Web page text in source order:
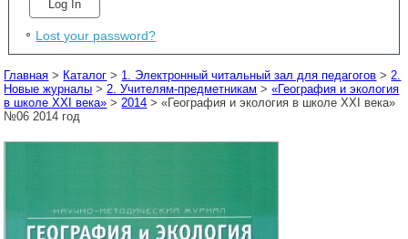
Lost your password?
Главная > Каталог > 1. Электронный читальный зал для педагогов > 2.
Новые журналы > 2. Учителям-предметникам >«География и экология
в школе XXI века» > 2014 > «География и экология в школе XXI века»
№06 2014 год